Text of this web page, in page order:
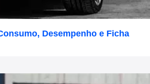
Desempenho e Ficha